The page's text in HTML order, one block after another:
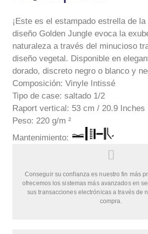
¡Este es el estampado estrella de
diseño Golden Jungle evoca la
naturaleza a través del minucioso
diseño vegetal. Disponible en
dorado, discreto negro o blanco y
Composición: Vinyle Intissé
Tipo de case: saltado 1/2
Raport vertical: 53 cm / 20.9 Inches
Peso: 220 g/m ²
Mantenimiento:
Conseguir su confianza es nuestro fin más
ofrecemos los sistemas más avanzados en
sus transacciones electrónicas a través de
compra.